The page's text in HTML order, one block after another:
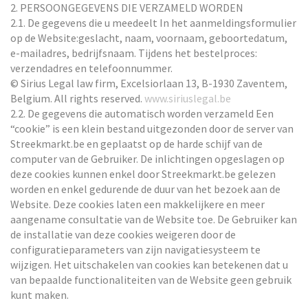
2. PERSOONGEGEVENS DIE VERZAMELD WORDEN
2.1. De gegevens die u meedeelt In het aanmeldingsformulier
op de Website:geslacht, naam, voornaam, geboortedatum,
e-mailadres, bedrijfsnaam. Tijdens het bestelproces:
verzendadres en telefoonnummer.
© Sirius Legal law firm, Excelsiorlaan 13, B-1930 Zaventem,
Belgium. All rights reserved. www.siriuslegal.be
2.2. De gegevens die automatisch worden verzameld Een
“cookie” is een klein bestand uitgezonden door de server van
Streekmarkt.be en geplaatst op de harde schijf van de
computer van de Gebruiker. De inlichtingen opgeslagen op
deze cookies kunnen enkel door Streekmarkt.be gelezen
worden en enkel gedurende de duur van het bezoek aan de
Website. Deze cookies laten een makkelijkere en meer
aangename consultatie van de Website toe. De Gebruiker kan
de installatie van deze cookies weigeren door de
configuratieparameters van zijn navigatiesysteem te
wijzigen. Het uitschakelen van cookies kan betekenen dat u
van bepaalde functionaliteiten van de Website geen gebruik
kunt maken.